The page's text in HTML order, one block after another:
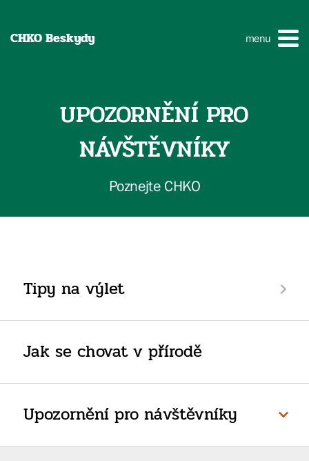
CHKO Beskydy menu
UPOZORNĚNÍ PRO
NÁVŠTĚVNÍKY
Poznejte CHKO
Tipy na výlet
Jak se chovat v přírodě
Upozornění pro návštěvníky